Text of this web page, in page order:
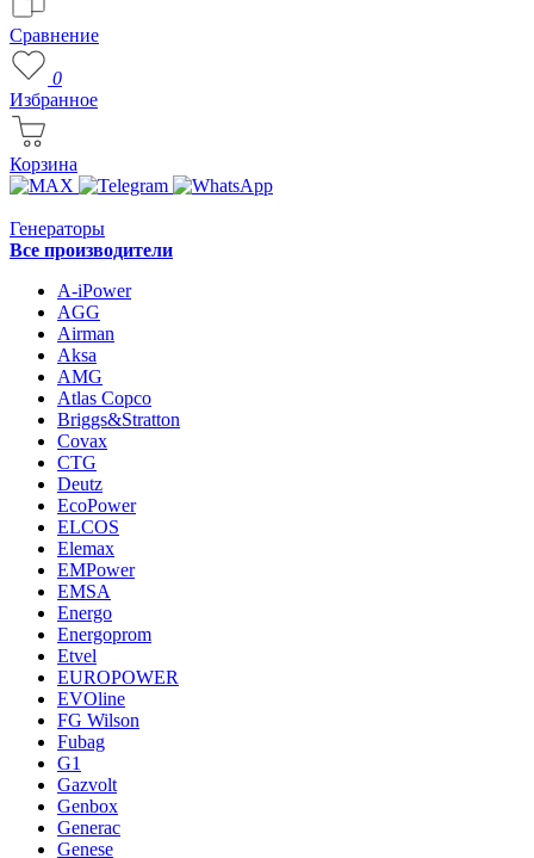
Сравнение
0
Избранное
Корзина
Генераторы
Все производители
A-iPower
AGG
Airman
Aksa
AMG
Atlas Copco
Briggs&Stratton
Covax
CTG
Deutz
EcoPower
ELCOS
Elemax
EMPower
EMSA
Energo
Energoprom
Etvel
EUROPOWER
EVOline
FG Wilson
Fubag
G1
Gazvolt
Genbox
Generac
Genese